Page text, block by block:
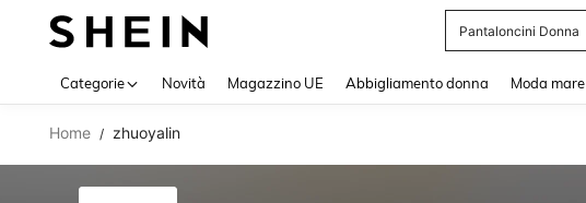
Squishy
Categorie Novità Magazzino UE Abbigliamento donna Moda mare
Home / zhuoyalin